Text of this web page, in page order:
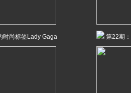
时尚标签Lady Gaga 第22期